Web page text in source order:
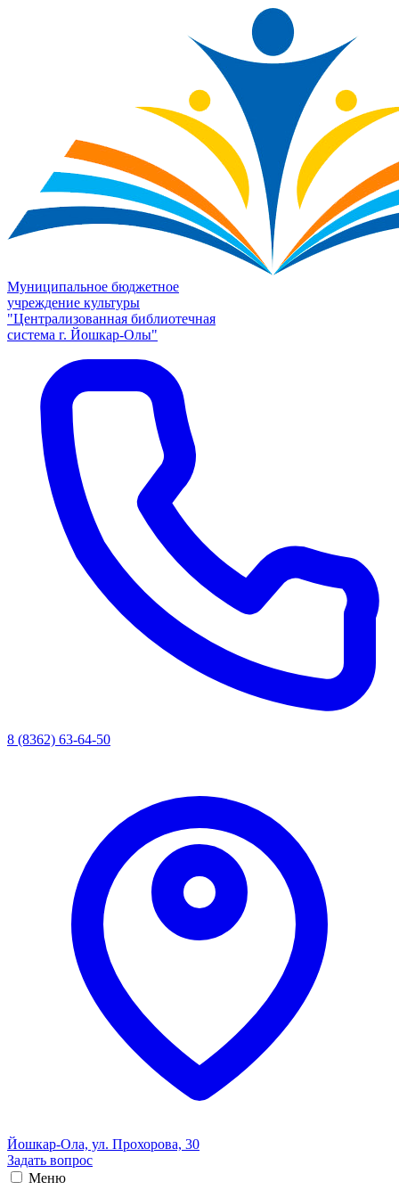
Муниципальное бюджетное
учреждение культуры
"Централизованная библиотечная
система г. Йошкар-Олы"
8 (8362) 63-64-50
Йошкар-Ола, ул. Прохорова, 30
Задать вопрос
Меню